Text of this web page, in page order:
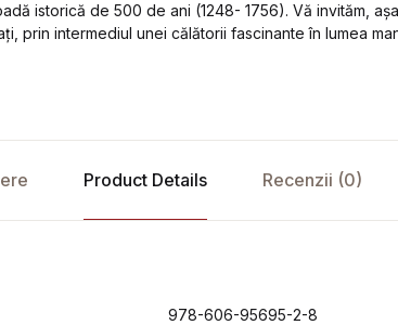
istorică de 500 de ani (1248- 1756). Vă invităm,
prin intermediul unei călătorii fascinante în lumea
Product Details Recenzii (0)
978-606-95695-2-8